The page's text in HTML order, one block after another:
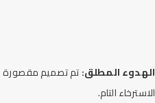
الهدوء المطلق:تم تصميم مقصورة
الاسترخاء التام.